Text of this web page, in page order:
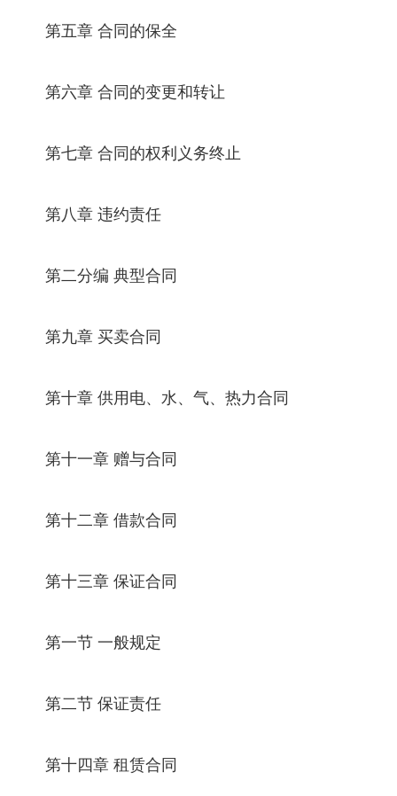
第五章 合同的保全
第六章 合同的变更和转让
第七章 合同的权利义务终止
第八章 违约责任
第二分编 典型合同
第九章 买卖合同
第十章 供用电、水、气、热力合同
第十一章 赠与合同
第十二章 借款合同
第十三章 保证合同
第一节 一般规定
第二节 保证责任
第十四章 租赁合同